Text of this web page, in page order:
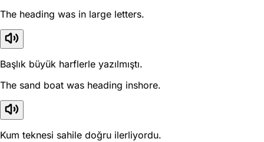
The heading was in large letters.
Başlık büyük harflerle yazılmıştı.
The sand boat was heading inshore.
Kum teknesi sahile doğru ilerliyordu.